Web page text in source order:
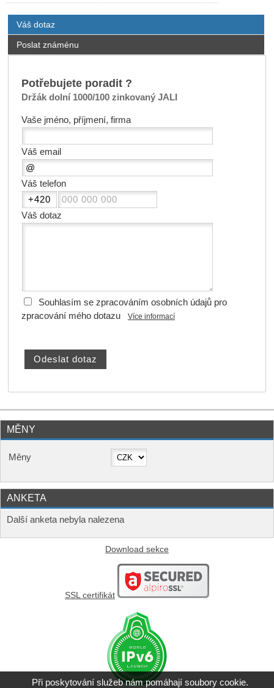
Váš dotaz
Poslat známénu
Potřebujete poradit ?
Držák dolní 1000/100 zinkovaný JALI
Vaše jméno, příjmení, firma
Váš email
Váš telefon
Váš dotaz
Souhlasím se zpracováním osobních údajů pro
zpracování mého dotazu
Více informací
MĚNY
Měny
ANKETA
Další anketa nebyla nalezena
Download sekce
SSL certifikát
Při poskytování služeb nám pomáhají soubory cookie.